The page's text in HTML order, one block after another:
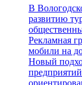
В
развитию
Рекламная
мобили на
Новый